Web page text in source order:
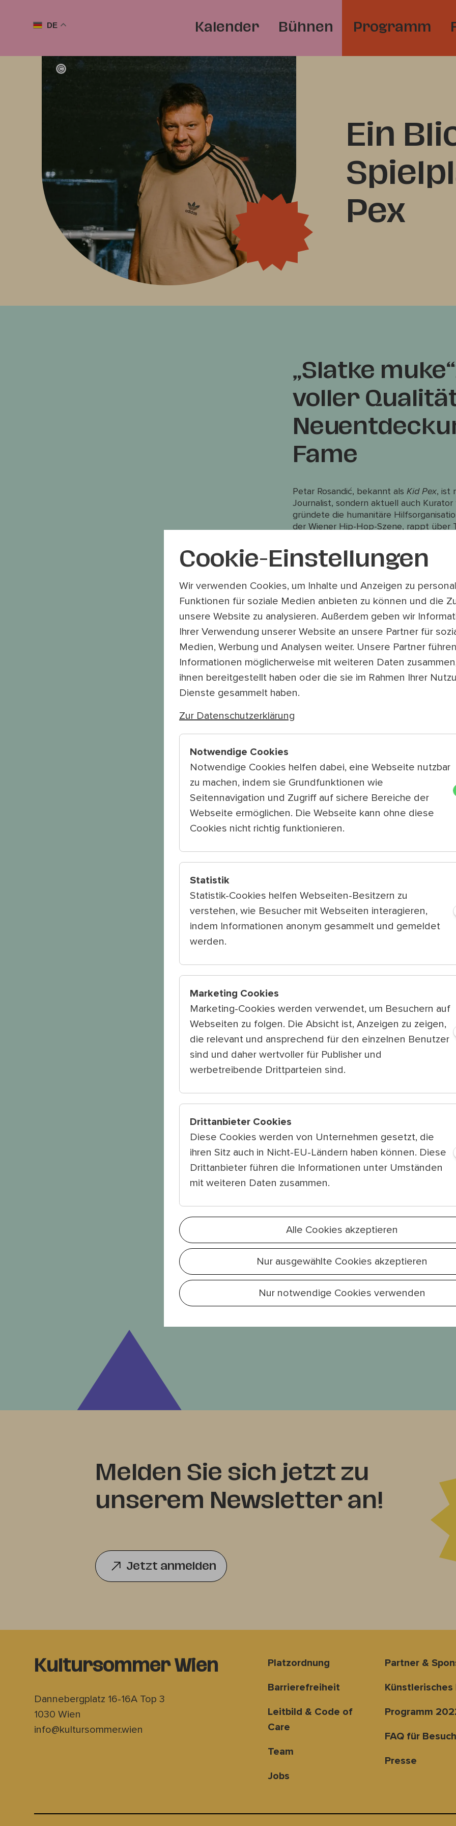
DE Kalender Bühnen Programm
Ein
Pex
„Slatke
voller
Fame
Petar Rosandić, bekannt als Kid Pex, ist
Journalist, sondern aktuell auch
gründete die humanitäre
der Wiener Hip-Hop-Szene, rappt über
entscheidet unter anderem als Teil
Kultursommer-Bühnen steht. Nun gibt
den diesjährigen Spielplan – und
Ein Qualitätsprogramm, das die Stadt
„Ich habe zu Beginn viele Absagen
Vergleich zum Vorjahr nochmal
reingekommen sind. Aber irgendwann
süße Qualen, würde man bei uns am
hundert Bewerbungen allein in seiner
Stadtbilds, so der Rapper. Dabei landen
größten Fame haben“, aber ein gutes
abliefern.
Starker Sound mit Haltung
Künstler:innen, die ihre eigene
besonders aufgefallen. „Bei mir sind
Haltung zeigen und Attitude
Namen oder Newcomer:innen handelt.
der Kurator in den Spielplan: So
kraftvollen Lyrics, Meduzza bringt
Bühne, Mira Perusich verzaubert mit
gibt es von SarahBernhardt und das
Show liefern. Größen der Hip-Hop-
sie sich mit den Werten des
Empowerment für junge Artists auf
Petar Rosandić bezeichnet den
Künstler:innen ist die Performance
Sprungbrett in die Musikszene.
Erfahrungen berichten. Der Kurator
Betroffene geredet, aber beim
musikalisch und inhaltlich. Das stärkt
die sie oft geschlossen werden.“ Das
Dass Rap ein breites Publikum
ein Vorteil dieses Genres: „Rap hat so
vielleicht nicht alle verstehen, aber die
Bundesländern und politisch starke
Gruppen erreichen!“ Auch das
einzigartig: Hier liegen Familien mit
im Kultursommer‑Liegestuhl, und
anderen Stadtteilen anreisen oder
„Wiener Melange“, die viele Sprachen
Lebensrealitäten, die an den
Hinweis:Der gesamte Spielplan des
Die Verfasserin Elena Sterlini arbeitet
Kultursommer Wien.Gerne kann dieser
werden.Bei Fragen oder für die
an das Presseteam per Mail an
Melden Sie sich jetzt zu
unserem Newsletter an!
Jetzt anmelden
Kultursommer Wien
Dannebergplatz 16-16A Top 3
1030 Wien
info@kultursommer.wien
Platzordnung
Barrierefreiheit
Leitbild & Code of
Care
Team
Jobs
Partner &
Künstlerisches
Programm
FAQ für
Presse
Cookie-Einstellungen
Wir verwenden Cookies, um Inhalte und Anzeigen zu
Funktionen für soziale Medien anbieten zu können und die
unsere Website zu analysieren. Außerdem geben wir
Ihrer Verwendung unserer Website an unsere Partner für
Medien, Werbung und Analysen weiter. Unsere Partner
Informationen möglicherweise mit weiteren Daten
ihnen bereitgestellt haben oder die sie im Rahmen Ihrer
Dienste gesammelt haben.
Zur Datenschutzerklärung
Notwendige Cookies
Notwendige Cookies helfen dabei, eine Webseite nutzbar
zu machen, indem sie Grundfunktionen wie
Seitennavigation und Zugriff auf sichere Bereiche der
Webseite ermöglichen. Die Webseite kann ohne diese
Cookies nicht richtig funktionieren.
Statistik
Statistik-Cookies helfen Webseiten-Besitzern zu
verstehen, wie Besucher mit Webseiten interagieren,
indem Informationen anonym gesammelt und gemeldet
werden.
Marketing Cookies
Marketing-Cookies werden verwendet, um Besuchern auf
Webseiten zu folgen. Die Absicht ist, Anzeigen zu zeigen,
die relevant und ansprechend für den einzelnen Benutzer
sind und daher wertvoller für Publisher und
werbetreibende Drittparteien sind.
Drittanbieter Cookies
Diese Cookies werden von Unternehmen gesetzt, die
ihren Sitz auch in Nicht-EU-Ländern haben können. Diese
Drittanbieter führen die Informationen unter Umständen
mit weiteren Daten zusammen.
Alle Cookies akzeptieren
Nur ausgewählte Cookies akzeptieren
Nur notwendige Cookies verwenden